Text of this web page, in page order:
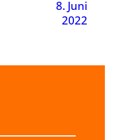
8. Juni
2022